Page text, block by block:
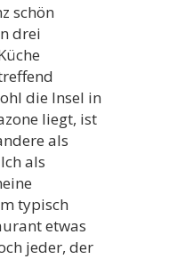
schön
drei
die Insel in
liegt, ist
als
als
typisch
etwas
jeder, der